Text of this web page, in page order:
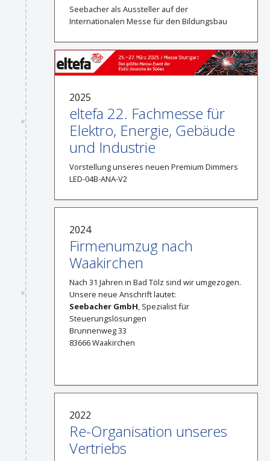
Seebacher als Aussteller auf der
Internationalen Messe für den Bildungsbau
2025
eltefa 22. Fachmesse für
Elektro, Energie, Gebäude
und Industrie
Vorstellung unseres neuen Premium Dimmers
LED-04B-ANA-V2
2024
Firmenumzug nach
Waakirchen
Nach 31 Jahren in Bad Tölz sind wir umgezogen.
Unsere neue Anschrift lautet:
Seebacher GmbH, Spezialist für
Steuerungslösungen
Brunnenweg 33
83666 Waakirchen
2022
Re-Organisation unseres
Vertriebs